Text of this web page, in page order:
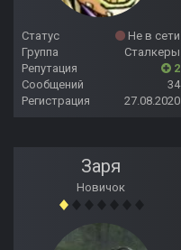
Статус
Не в сети
Группа
Сталкеры
Репутация
2
Сообщений
34
Регистрация
27.08.2020
Заря
Новичок